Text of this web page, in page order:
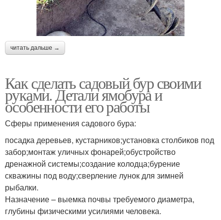
читать дальше →
Как сделать садовый бур своими
руками. Детали ямобура и
особенности его работы
Сферы применения садового бура:
посадка деревьев, кустарников;установка столбиков под
забор;монтаж уличных фонарей;обустройство
дренажной системы;создание колодца;бурение
скважины под воду;сверление лунок для зимней
рыбалки.
Назначение – выемка почвы требуемого диаметра,
глубины физическими усилиями человека.